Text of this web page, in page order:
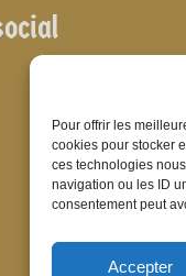
Pour offrir les
cookies pour stocker
ces technologies
navigation ou les ID
consentement peut
Accepter